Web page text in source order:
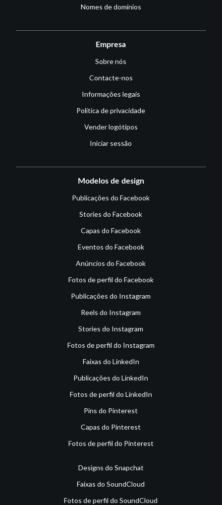
Nomes de domínios
Empresa
Sobre nós
Contacte-nos
Informações legais
Política de privacidade
Vender logótipos
Iniciar sessão
Modelos de design
Publicações do Facebook
Stories do Facebook
Capas do Facebook
Eventos do Facebook
Anúncios do Facebook
Fotos de perfil do Facebook
Publicações do Instagram
Reels do Instagram
Stories do Instagram
Fotos de perfil do Instagram
Faixas do LinkedIn
Publicações do LinkedIn
Fotos de perfil do LinkedIn
Pins do Pinterest
Capas do Pinterest
Fotos de perfil do Pinterest
Designs do Snapchat
Faixas do SoundCloud
Fotos de perfil do SoundCloud